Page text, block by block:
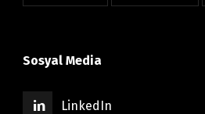
Sosyal Media
LinkedIn